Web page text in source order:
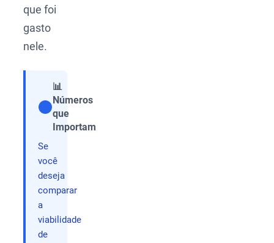
que foi
gasto
nele.
📊
Números
que
Importam
Se
você
deseja
comparar
a
viabilidade
de